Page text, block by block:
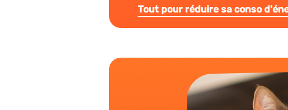
Tout pour réduire sa conso